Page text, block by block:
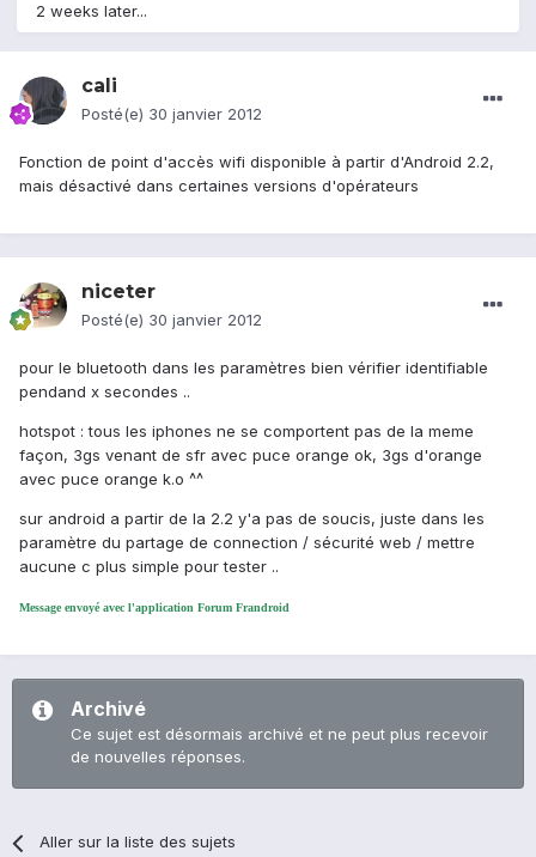
2 weeks later...
cali
Posté(e) 30 janvier 2012
Fonction de point d'accès wifi disponible à partir d'Android 2.2,
mais désactivé dans certaines versions d'opérateurs
niceter
Posté(e) 30 janvier 2012
pour le bluetooth dans les paramètres bien vérifier identifiable
pendand x secondes ..
hotspot : tous les iphones ne se comportent pas de la meme
façon, 3gs venant de sfr avec puce orange ok, 3gs d'orange
avec puce orange k.o ^^
sur android a partir de la 2.2 y'a pas de soucis, juste dans les
paramètre du partage de connection / sécurité web / mettre
aucune c plus simple pour tester ..
Message envoyé avec l'application Forum Frandroid
Archivé
Ce sujet est désormais archivé et ne peut plus recevoir
de nouvelles réponses.
Aller sur la liste des sujets